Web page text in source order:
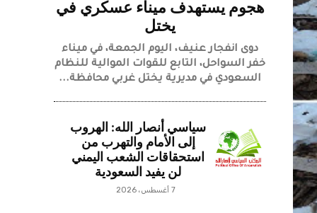
هجوم يستهدف ميناء عسكري في
يختل
دوى انفجار عنيف، اليوم الجمعة، في ميناء
خفر السواحل، التابع للقوات الموالية للنظام
السعودي في مديرية يختل غربي محافظة...
سياسي أنصار الله: الهروب
إلى الأمام والتهرب من
استحقاقات الشعب اليمني
لن يفيد السعودية
7 أغسطس، 2026